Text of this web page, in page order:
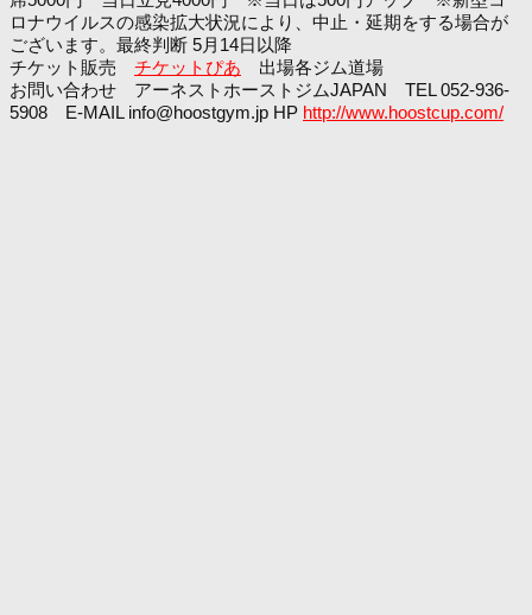
ロナウイルスの感染拡大状況により、中止・延期をする場合が
ございます。最終判断 5月14日以降
チケット販売 チケットぴあ 出場各ジム道場
お問い合わせ アーネストホーストジムJAPAN TEL 052-936-
5908 E-MAIL info@hoostgym.jp HP http://www.hoostcup.com/